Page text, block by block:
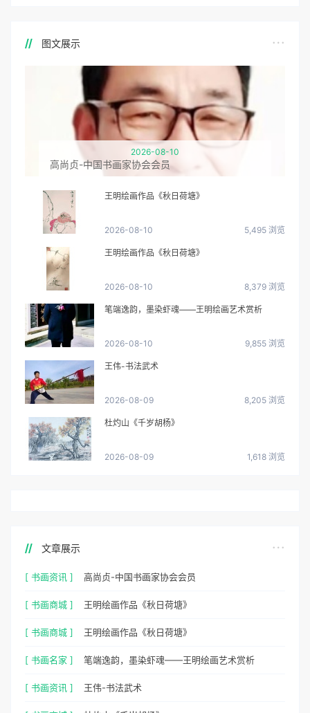
图文展示
2026-08-10
高尚贞-中国书画家协会会员
王明绘画作品《秋日荷塘》
2026-08-10 5,495 浏览
王明绘画作品《秋日荷塘》
2026-08-10 8,379 浏览
笔端逸韵，墨染虾魂——王明绘画艺术赏析
2026-08-10 9,855 浏览
王伟-书法武术
2026-08-09 8,205 浏览
杜灼山《千岁胡杨》
2026-08-09 1,618 浏览
文章展示
[ 书画资讯 ] 高尚贞-中国书画家协会会员
[ 书画商城 ] 王明绘画作品《秋日荷塘》
[ 书画商城 ] 王明绘画作品《秋日荷塘》
[ 书画名家 ] 笔端逸韵，墨染虾魂——王明绘画艺术赏析
[ 书画资讯 ] 王伟-书法武术